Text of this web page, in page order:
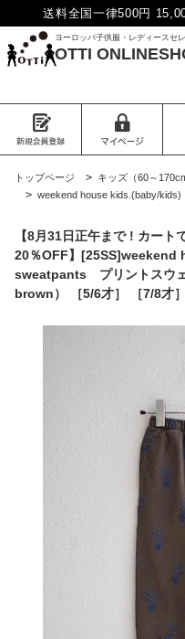
送料全国一律500円
ヨーロッパ子供服・レディースセ
OTTI
トップページ > キッズ（60～
> weekend house kids.(baby/kids)
【8月31日正午まで ! カー
20％OFF】
sweatpants プリントスウ
brown） ［5/6才］ ［7/8才］